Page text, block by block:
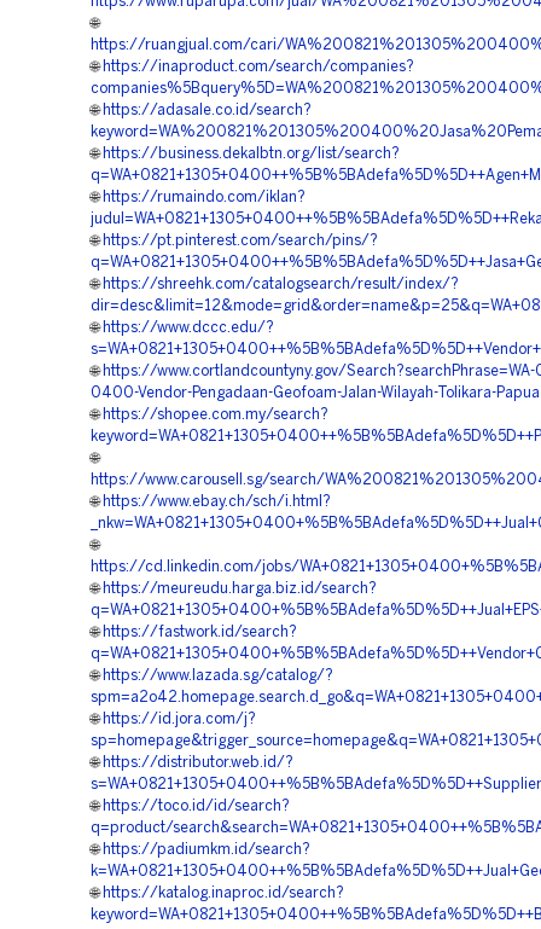
🌐
https://ruangjual.com/cari/
🌐 https://inaproduct.com/search/companies?
🌐 https://adasale.co.id/search?
🌐 https://business.dekalbtn.org/list/search?
🌐 https://rumaindo.com/iklan?
🌐 https://pt.pinterest.com/search/pins/?
🌐 https://shreehk.com/catalogsearch/result/index/?
🌐 https://www.dccc.edu/?
🌐 https://www.cortlandcountyny.gov/Search?searchPhrase=WA-
0400-Vendor-Pengadaan-Geofoam-Jalan-Wilayah-Tolikara-Papua
🌐 https://shopee.com.my/search?
🌐
https://www.carousell.sg/search/
🌐 https://www.ebay.ch/sch/i.html?
🌐
https://cd.linkedin.com/jobs/
🌐 https://meureudu.harga.biz.id/search?
🌐 https://fastwork.id/search?
🌐 https://www.lazada.sg/catalog/?
🌐 https://id.jora.com/j?
🌐 https://distributor.web.id/?
🌐 https://toco.id/id/search?
q=product/
🌐 https://padiumkm.id/search?
🌐 https://katalog.inaproc.id/search?